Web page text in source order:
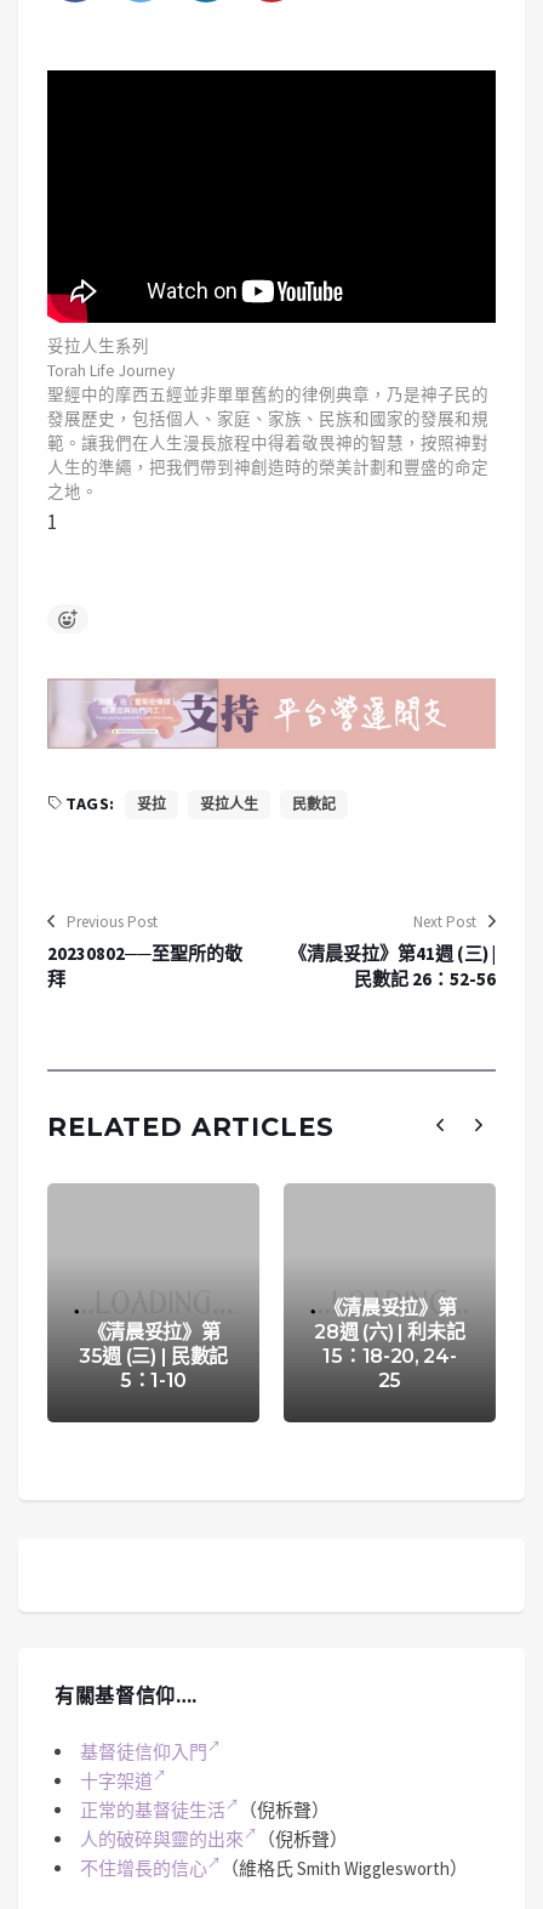
妥拉人生系列
Torah Life Journey
聖經中的摩西五經並非單單舊約的律例典章，乃是神子民的
發展歷史，包括個人、家庭、家族、民族和國家的發展和規
範。讓我們在人生漫長旅程中得着敬畏神的智慧，按照神對
人生的準繩，把我們帶到神創造時的榮美計劃和豐盛的命定
之地。
1
TAGS: 妥拉 妥拉人生 民數記
Previous Post
20230802──至聖所的敬
拜
Next Post
《清晨妥拉》第41週 (三) |
民數記 26：52-56
RELATED ARTICLES
《清晨妥拉》第
35週 (三) | 民數記
5：1-10
《清晨妥拉》第
28週 (六) | 利未記
15：18-20, 24-
25
有關基督信仰….
基督徒信仰入門
十字架道
正常的基督徒生活
（倪柝聲）
人的破碎與靈的出來
（倪柝聲）
不住增長的信心
（維格氏 Smith Wigglesworth）